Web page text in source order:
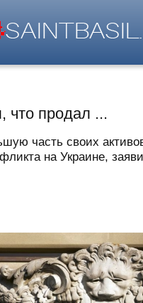
что продал ...
часть своих
на Украине,